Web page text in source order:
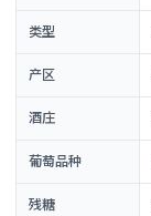
类型
产区
酒庄
葡萄品种
残糖